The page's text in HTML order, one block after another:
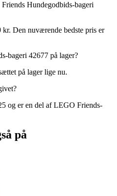
Hundegodbids-bageri
Den nuværende bedste pris er
bageri 42677 på lager?
på lager lige nu.
og er en del af LEGO Friends-
på